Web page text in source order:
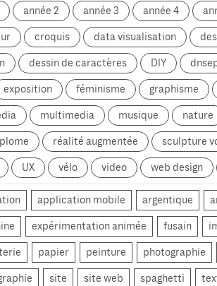
année 2 année 3 année 4
croquis data visualisation
dessin de caractères DIY
exposition féminisme graphisme
multimedia musique nature
réalité augmentée sculpture
UX vélo video web design
application mobile argentique
expérimentation animée fusain
papier peinture photographie
site site web spaghetti